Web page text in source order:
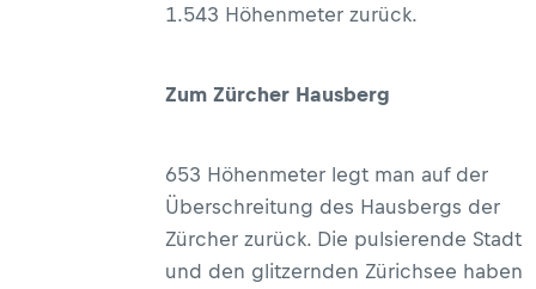
1.543 Höhenmeter zurück.
Zum Zürcher Hausberg
653 Höhenmeter legt man auf der
Überschreitung des Hausbergs der
Zürcher zurück. Die pulsierende Stadt
und den glitzernden Zürichsee haben